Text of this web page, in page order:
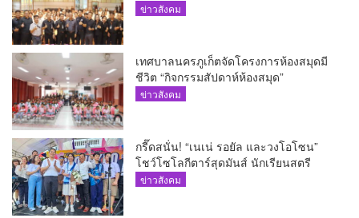
ข่าวสังคม
เทศบาลนครภูเก็ตจัดโครงการห้องสมุดมี
ชีวิต “กิจกรรมสัปดาห์ห้องสมุด”
ข่าวสังคม
กรี๊ดสนั่น! “เนเน่ รอยัล และวงโอโซน”
โชว์โซโลกีตาร์สุดมันส์ นักเรียนสตรี
ภูเก็ตนั่งไม่ติด ทั้งเต้น-ร้อง
ข่าวสังคม